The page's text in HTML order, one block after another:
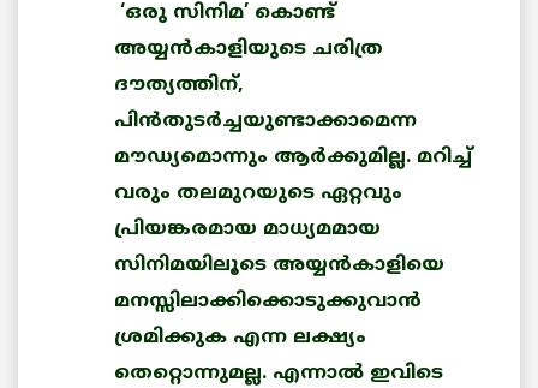
‘ഒരു സിനിമ’ കൊണ്ട്
അയ്യന്‍കാളിയുടെ ചരിത്ര
ദൗത്യത്തിന്,
പിന്‍തുടര്‍ച്ചയുണ്ടാക്കാമെന്ന
മൗഡ്യമൊന്നും ആര്‍ക്കുമില്ല. മറിച്ച്
വരും തലമുറയുടെ ഏറ്റവും
പ്രിയങ്കരമായ മാധ്യമമായ
സിനിമയിലൂടെ അയ്യന്‍കാളിയെ
മനസ്സിലാക്കിക്കൊടുക്കുവാന്‍
ശ്രമിക്കുക എന്ന ലക്ഷ്യം
തെറ്റൊന്നുമല്ല. എന്നാല്‍ ഇവിടെ